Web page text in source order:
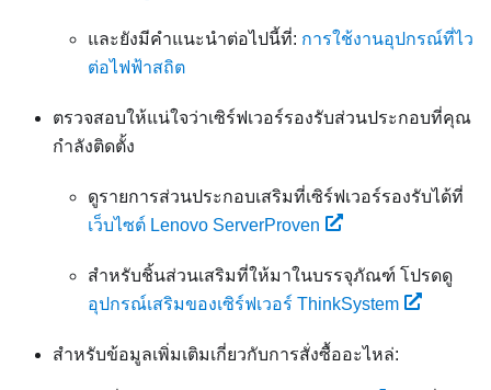
และยังมีคำแนะนำต่อไปนี้ที่: การใช้งานอุปกรณ์ที่ไว
ต่อไฟฟ้าสถิต
ตรวจสอบให้แน่ใจว่าเซิร์ฟเวอร์รองรับส่วนประกอบที่คุณ
กำลังติดตั้ง
ดูรายการส่วนประกอบเสริมที่เซิร์ฟเวอร์รองรับได้ที่
เว็บไซต์ Lenovo ServerProven
สำหรับชิ้นส่วนเสริมที่ให้มาในบรรจุภัณฑ์ โปรดดู
อุปกรณ์เสริมของเซิร์ฟเวอร์ ThinkSystem
สำหรับข้อมูลเพิ่มเติมเกี่ยวกับการสั่งซื้ออะไหล่: